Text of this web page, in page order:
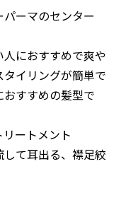
ーマのセンター
におすすめで爽や
イリングが簡単で
すすめの髪型で
ートメント
て耳出る、襟足絞